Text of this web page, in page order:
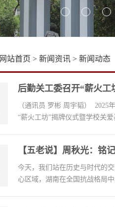
网站首页 > 新闻资讯 > 新闻动态
后勤关工委召开“薪火
（通讯员 罗彬 周宇韬） 2025
“薪火工坊”揭牌仪式暨学校关
【五老说】周秋光：铭
今天，我们站在历史与时代的
心区域，湖南在全国抗战格局